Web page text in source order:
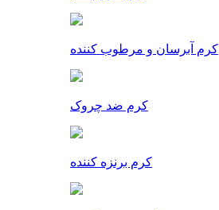
کرم آبرسان و مرطوب کننده
کرم ضد چروک
کرم برنزه کننده